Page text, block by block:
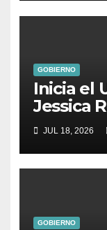
GOBIERNO
Inicia el
Jessica
impulsa
turismo
JUL 18, 2026
GOBIERNO